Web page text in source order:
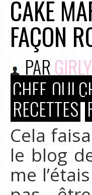
CAKE
FAÇON
PAR
CHEF, OUI
RECETTES
Cela
le blog
me